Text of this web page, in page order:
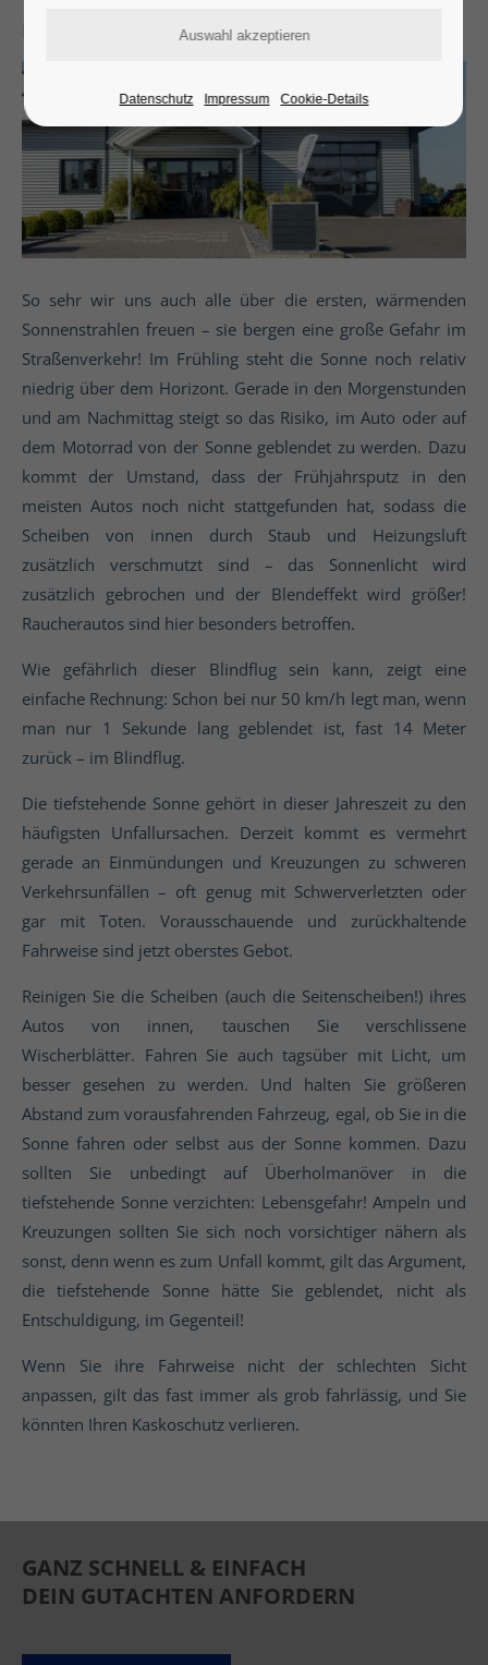
Blindflug in der Frühlingssonne
So sehr wir uns auch alle über die ersten, wärmenden
Sonnenstrahlen freuen – sie bergen eine große Gefahr im
Straßenverkehr! Im Frühling steht die Sonne noch relativ
niedrig über dem Horizont. Gerade in den Morgenstunden
und am Nachmittag steigt so das Risiko, im Auto oder auf
dem Motorrad von der Sonne geblendet zu werden. Dazu
kommt der Umstand, dass der Frühjahrsputz in den
meisten Autos noch nicht stattgefunden hat, sodass die
Scheiben von innen durch Staub und Heizungsluft
zusätzlich verschmutzt sind – das Sonnenlicht wird
zusätzlich gebrochen und der Blendeffekt wird größer!
Raucherautos sind hier besonders betroffen.
Wie gefährlich dieser Blindflug sein kann, zeigt eine
einfache Rechnung: Schon bei nur 50 km/h legt man, wenn
man nur 1 Sekunde lang geblendet ist, fast 14 Meter
zurück – im Blindflug.
Die tiefstehende Sonne gehört in dieser Jahreszeit zu den
häufigsten Unfallursachen. Derzeit kommt es vermehrt
gerade an Einmündungen und Kreuzungen zu schweren
Verkehrsunfällen – oft genug mit Schwerverletzten oder
gar mit Toten. Vorausschauende und zurückhaltende
Fahrweise sind jetzt oberstes Gebot.
Reinigen Sie die Scheiben (auch die Seitenscheiben!) ihres
Autos von innen, tauschen Sie verschlissene
Wischerblätter. Fahren Sie auch tagsüber mit Licht, um
besser gesehen zu werden. Und halten Sie größeren
Abstand zum vorausfahrenden Fahrzeug, egal, ob Sie in die
Sonne fahren oder selbst aus der Sonne kommen. Dazu
sollten Sie unbedingt auf Überholmanöver in die
tiefstehende Sonne verzichten: Lebensgefahr! Ampeln und
Kreuzungen sollten Sie sich noch vorsichtiger nähern als
sonst, denn wenn es zum Unfall kommt, gilt das Argument,
die tiefstehende Sonne hätte Sie geblendet, nicht als
Entschuldigung, im Gegenteil!
Wenn Sie ihre Fahrweise nicht der schlechten Sicht
anpassen, gilt das fast immer als grob fahrlässig, und Sie
könnten Ihren Kaskoschutz verlieren.
GANZ SCHNELL & EINFACH
DEIN GUTACHTEN ANFORDERN
Datenschutz Impressum Cookie-Details